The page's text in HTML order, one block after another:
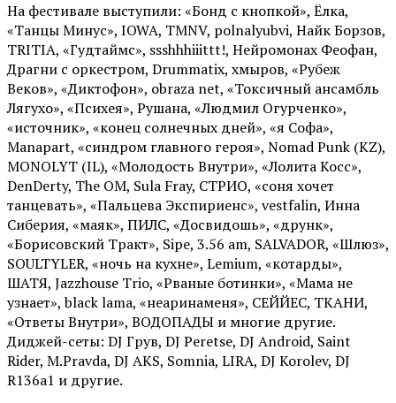
На фестивале выступили: «Бонд с кнопкой», Ёлка,
«Танцы Минус», IOWA, TMNV, polnalyubvi, Найк Борзов,
TRITIA, «Гудтаймс», ssshhhiiittt!, Нейромонах Феофан,
Драгни с оркестром, Drummatix, хмыров, «Рубеж
Веков», «Диктофон», obraza net, «Токсичный ансамбль
Лягухо», «Психея», Рушана, «Людмил Огурченко»,
«источник», «конец солнечных дней», «я Софа»,
Manapart, «синдром главного героя», Nomad Punk (KZ),
MONOLYT (IL), «Молодость Внутри», «Лолита Косс»,
DenDerty, The OM, Sula Fray, СТРИО, «соня хочет
танцевать», «Пальцева Экспириенс», vestfalin, Инна
Сиберия, «маяк», ПИЛС, «Досвидошь», «друнк»,
«Борисовский Тракт», Sipe, 3.56 am, SALVADOR, «Шлюз»,
SOULTYLER, «ночь на кухне», Lemium, «котарды»,
ШАТЯ, Jazzhouse Trio, «Рваные ботинки», «Мама не
узнает», black lama, «неаринаменя», СЕЙЙЕС, ТКАНИ,
«Ответы Внутри», ВОДОПАДЫ и многие другие.
Диджей-сеты: DJ Грув, DJ Peretse, DJ Android, Saint
Rider, М.Pravda, DJ AKS, Somnia, LIRA, DJ Korolev, DJ
R136a1 и другие.